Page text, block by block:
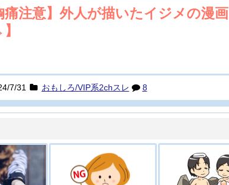
痛注意】外人が描いたイジメの漫画
7/31 おもしろ/VIP系2chスレ 8